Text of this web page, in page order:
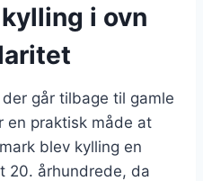
i ovn
går tilbage til gamle
en praktisk måde at
blev kylling en
20. århundrede, da